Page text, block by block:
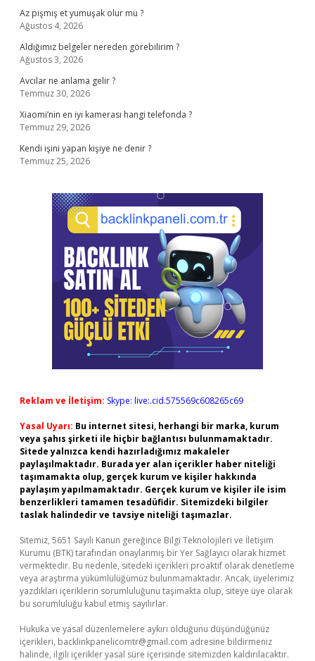
Az pişmiş et yumuşak olur mu ?
Ağustos 4, 2026
Aldığımız belgeler nereden görebilirim ?
Ağustos 3, 2026
Avcılar ne anlama gelir ?
Temmuz 30, 2026
Xiaomi’nin en iyi kamerası hangi telefonda ?
Temmuz 29, 2026
Kendi işini yapan kişiye ne denir ?
Temmuz 25, 2026
Reklam ve İletişim: Skype: live:.cid.575569c608265c69
Yasal Uyarı: Bu internet sitesi, herhangi bir marka, kurum
veya şahıs şirketi ile hiçbir bağlantısı bulunmamaktadır.
Sitede yalnızca kendi hazırladığımız makaleler
paylaşılmaktadır. Burada yer alan içerikler haber niteliği
taşımamakta olup, gerçek kurum ve kişiler hakkında
paylaşım yapılmamaktadır. Gerçek kurum ve kişiler ile isim
benzerlikleri tamamen tesadüfidir. Sitemizdeki bilgiler
taslak halindedir ve tavsiye niteliği taşımazlar.
Sitemiz, 5651 Sayılı Kanun gereğince Bilgi Teknolojileri ve İletişim
Kurumu (BTK) tarafından onaylanmış bir Yer Sağlayıcı olarak hizmet
vermektedir. Bu nedenle, sitedeki içerikleri proaktif olarak denetleme
veya araştırma yükümlülüğümüz bulunmamaktadır. Ancak, üyelerimiz
yazdıkları içeriklerin sorumluluğunu taşımakta olup, siteye üye olarak
bu sorumluluğu kabul etmiş sayılırlar.
Hukuka ve yasal düzenlemelere aykırı olduğunu düşündüğünüz
içerikleri, backlinkpanelicomtr@gmail.com adresine bildirmeniz
halinde, ilgili içerikler yasal süre içerisinde sitemizden kaldırılacaktır.